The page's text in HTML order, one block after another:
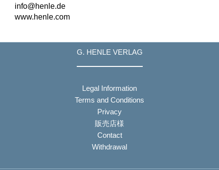
info@henle.de
www.henle.com
G. HENLE VERLAG
Legal Information
Terms and Conditions
Privacy
販売店様
Contact
Withdrawal